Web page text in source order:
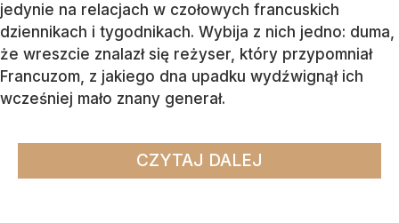
jedynie na relacjach w czołowych francuskich
dziennikach i tygodnikach. Wybija z nich jedno: duma,
że wreszcie znalazł się reżyser, który przypomniał
Francuzom, z jakiego dna upadku wydźwignął ich
wcześniej mało znany generał.
CZYTAJ DALEJ